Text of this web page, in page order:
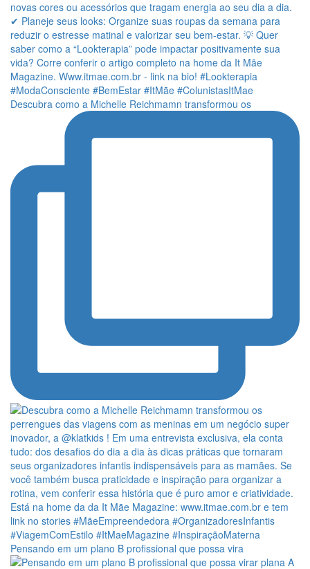
Descubra como a Michelle Reichmamn transformou os
Pensando em um plano B profissional que possa vira